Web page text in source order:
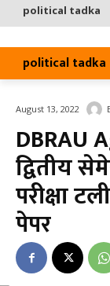
political tadka
political tadka
August 13, 2022
DBRAU
द्वितीय
परीक्षा
पेपर